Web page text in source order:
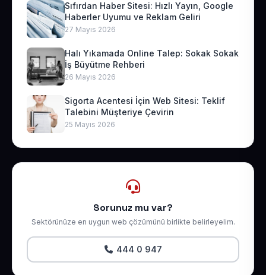
Sıfırdan Haber Sitesi: Hızlı Yayın, Google
Haberler Uyumu ve Reklam Geliri
27 Mayıs 2026
Halı Yıkamada Online Talep: Sokak Sokak
İş Büyütme Rehberi
26 Mayıs 2026
Sigorta Acentesi İçin Web Sitesi: Teklif
Talebini Müşteriye Çevirin
25 Mayıs 2026
Sorunuz mu var?
Sektörünüze en uygun web çözümünü birlikte belirleyelim.
444 0 947